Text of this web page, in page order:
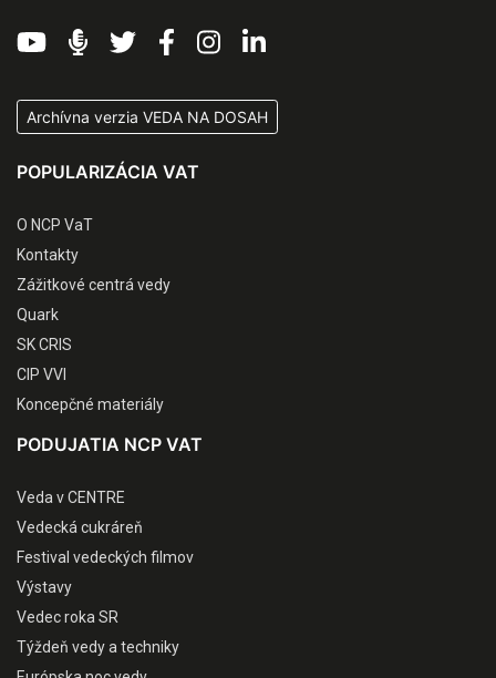
Archívna verzia VEDA NA DOSAH
POPULARIZÁCIA VAT
O NCP VaT
Kontakty
Zážitkové centrá vedy
Quark
SK CRIS
CIP VVI
Koncepčné materiály
PODUJATIA NCP VAT
Veda v CENTRE
Vedecká cukráreň
Festival vedeckých filmov
Výstavy
Vedec roka SR
Týždeň vedy a techniky